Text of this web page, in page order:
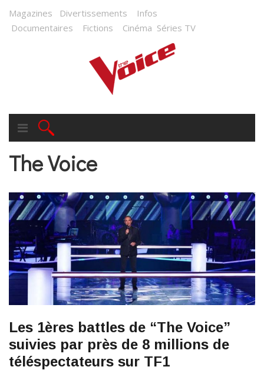
Magazines Divertissements
Infos
Documentaires
Fictions Cinéma Séries TV
The Voice
Les 1ères battles de “The Voice”
suivies par près de 8 millions de
téléspectateurs sur TF1